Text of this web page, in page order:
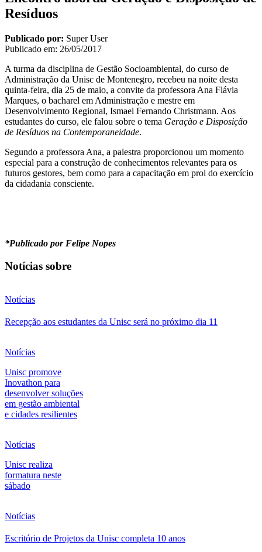
Resíduos
Publicado por: Super User
Publicado em: 26/05/2017
A turma da disciplina de Gestão Socioambiental, do curso de
Administração da Unisc de Montenegro, recebeu na noite desta
quinta-feira, dia 25 de maio, a convite da professora Ana Flávia
Marques, o bacharel em Administração e mestre em
Desenvolvimento Regional, Ismael Fernando Christmann. Aos
estudantes do curso, ele falou sobre o tema Geração e Disposição
de Resíduos na Contemporaneidade.
Segundo a professora Ana, a palestra proporcionou um momento
especial para a construção de conhecimentos relevantes para os
futuros gestores, bem como para a capacitação em prol do exercício
da cidadania consciente.
*Publicado por Felipe Nopes
Notícias sobre
Notícias
Recepção aos estudantes da Unisc será no próximo dia 11
Notícias
Unisc promove
Inovathon para
desenvolver soluções
em gestão ambiental
e cidades resilientes
Notícias
Unisc realiza
formatura neste
sábado
Notícias
Escritório de Projetos da Unisc completa 10 anos